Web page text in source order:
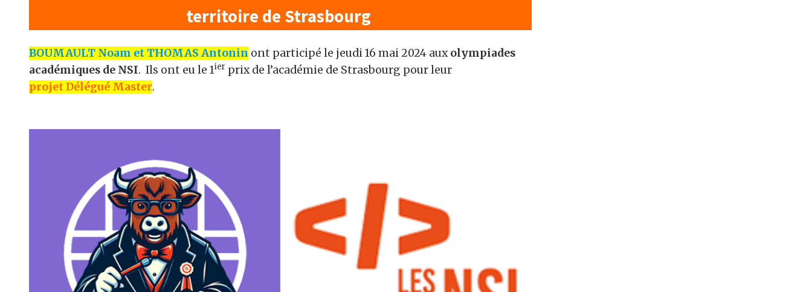
territoire de Strasbourg
BOUMAULT Noam et THOMAS Antonin ont participé le jeudi 16 mai 2024 auxolympiades
académiques de NSI. Ils ont eu le 1ier prix de l’académie de Strasbourg pour leur
projet Délégué Master.